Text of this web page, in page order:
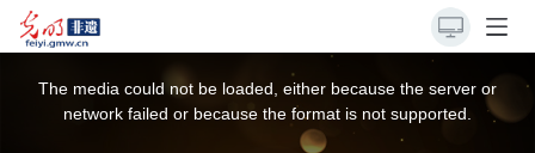
The media could not be loaded, either because the server or
network failed or because the format is not supported.